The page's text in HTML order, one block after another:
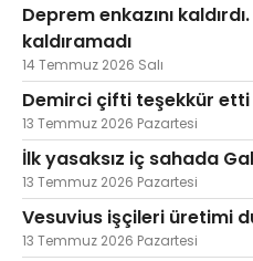
Deprem enkazını
kaldıramadı
14 Temmuz 2026 Salı
Demirci çifti teşekkür etti
13 Temmuz 2026 Pazartesi
İlk yasaksız iç sahada
13 Temmuz 2026 Pazartesi
Vesuvius işçileri üretimi
13 Temmuz 2026 Pazartesi